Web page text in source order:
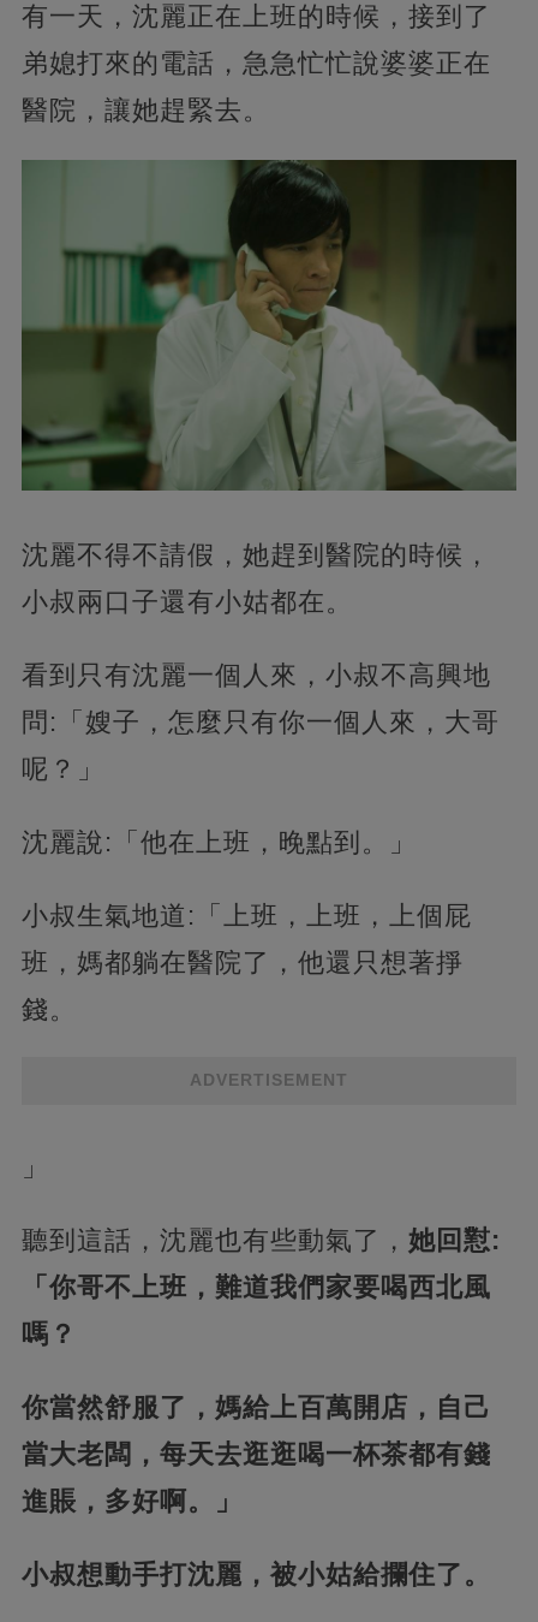
有一天，沈麗正在上班的時候，接到了
弟媳打來的電話，急急忙忙說婆婆正在
醫院，讓她趕緊去。
沈麗不得不請假，她趕到醫院的時候，
小叔兩口子還有小姑都在。
看到只有沈麗一個人來，小叔不高興地
問:「嫂子，怎麼只有你一個人來，大哥
呢？」
沈麗說:「他在上班，晚點到。」
小叔生氣地道:「上班，上班，上個屁
班，媽都躺在醫院了，他還只想著掙
錢。
ADVERTISEMENT
」
聽到這話，沈麗也有些動氣了， 她回懟:
「你哥不上班，難道我們家要喝西北風
嗎？
你當然舒服了，媽給上百萬開店，自己
當大老闆，每天去逛逛喝一杯茶都有錢
進賬，多好啊。」
小叔想動手打沈麗，被小姑給攔住了。